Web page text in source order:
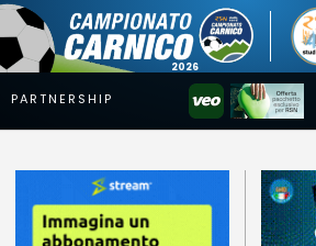
Coppa
Squadre